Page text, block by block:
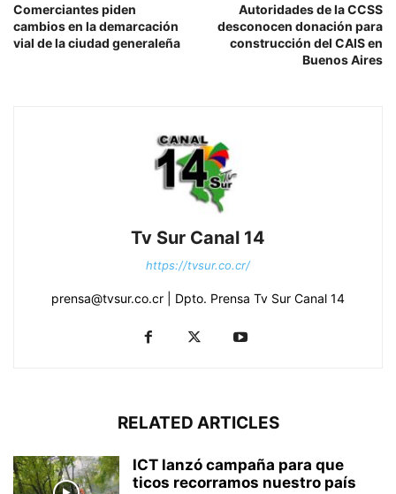
Comerciantes piden
cambios en la demarcación
vial de la ciudad generaleña
Autoridades de la CCSS
desconocen donación para
construcción del CAIS en
Buenos Aires
Tv Sur Canal 14
https://tvsur.co.cr/
prensa@tvsur.co.cr | Dpto. Prensa Tv Sur Canal 14
RELATED ARTICLES
ICT lanzó campaña para que
ticos recorramos nuestro país